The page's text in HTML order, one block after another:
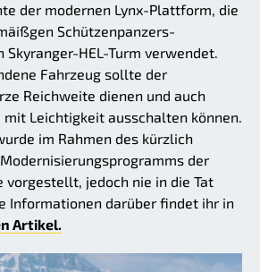
der modernen Lynx-Plattform, die
Schützenpanzers-
Skyranger-HEL-Turm verwendet.
Fahrzeug sollte der
Reichweite dienen und auch
Leichtigkeit ausschalten können.
im Rahmen des kürzlich
der
vorgestellt, jedoch nie in die Tat
Informationen darüber findet ihr in
Artikel.